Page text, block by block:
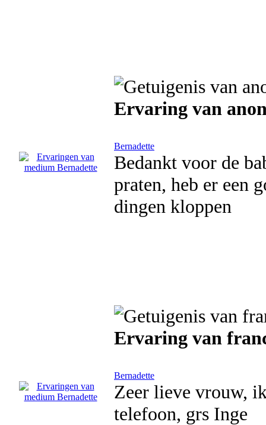
Ervaring van
Bernadette
Bedankt voor de
praten, heb er een
dingen kloppen
Ervaring van
Bernadette
Zeer lieve vrouw,
telefoon, grs Inge